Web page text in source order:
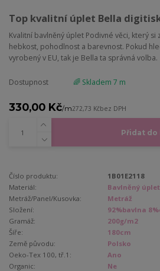
Top kvalitní úplet Bella
Kvalitní bavlněný úplet Podivné věci, který
hebkost, pohodlnost a barevnost. Pokud
vyrobený v EU, tak je Bella ta správná volba.
Dostupnost 🌈 Skladem 7 m
330,00 Kč/m272,73 Kčbez DPH
Přidat do
Číslo produktu:
1B01E2118
Materiál:
Bavlněný
Metráž/Panel/Kusovka:
Metráž
Složení:
92%bavlna
Gramáž:
200g/m2
Šíře:
180cm
Země původu:
Polsko
Oeko-Tex 100, tř.1:
Ano
Organic:
Ne